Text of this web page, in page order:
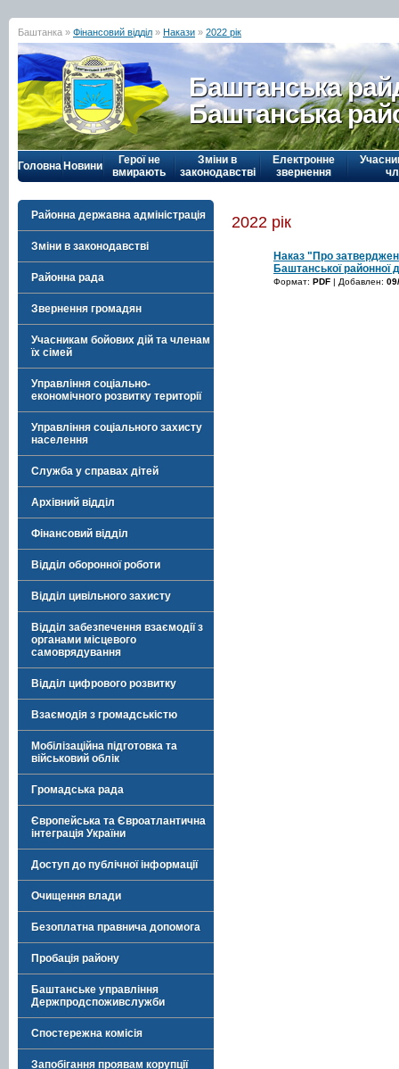
Баштанка » Фінансовий відділ » Накази » 2022 рік
Баштанська
Баштанська
Головна Новини
Герої не
вмирають
Зміни в
законодавстві
Електронне
звернення
Районна державна адміністрація
Зміни в законодавстві
Районна рада
Звернення громадян
Учасникам бойових дій та членам
їх сімей
Управління соціально-
економічного розвитку території
Управління соціального захисту
населення
Служба у справах дітей
Архівний відділ
Фінансовий відділ
Відділ оборонної роботи
Відділ цивільного захисту
Відділ забезпечення взаємодії з
органами місцевого
самоврядування
Відділ цифрового розвитку
Взаємодія з громадськістю
Мобілізаційна підготовка та
військовий облік
Громадська рада
Європейська та Євроатлантична
інтеграція України
Доступ до публічної інформації
Очищення влади
Безоплатна правнича допомога
Пробація району
Баштанське управління
Держпродспоживслужби
Спостережна комісія
Запобігання проявам корупції
2022 рік
Наказ "Про
Баштанської районної
Формат: PDF | Добавлен: